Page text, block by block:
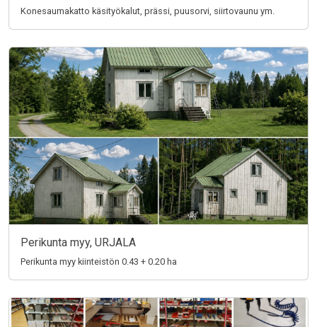
Konesaumakatto käsityökalut, prässi, puusorvi, siirtovaunu ym.
Perikunta myy, URJALA
Perikunta myy kiinteistön 0.43 + 0.20 ha